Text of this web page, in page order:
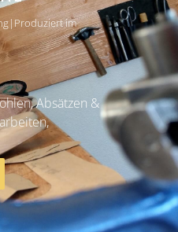
| Produziert im
Absätzen &